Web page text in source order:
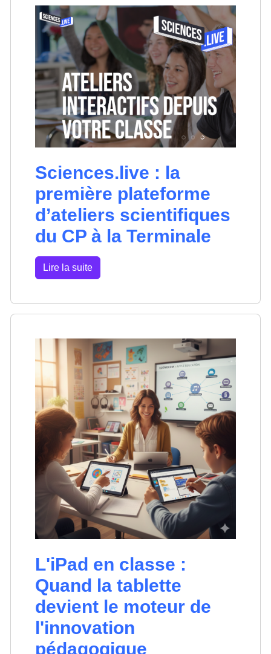
Sciences.live : la
première plateforme
d’ateliers scientifiques
du CP à la Terminale
Lire la suite
L'iPad en classe :
Quand la tablette
devient le moteur de
l'innovation
pédagogique